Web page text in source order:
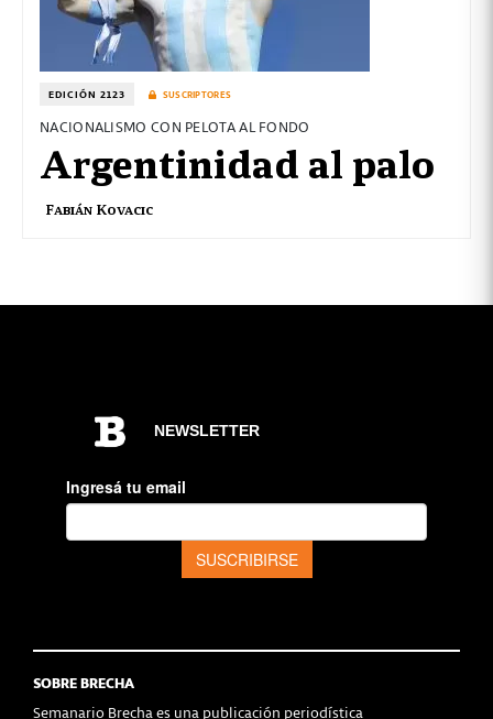
EDICIÓN 2123 SUSCRIPTORES
NACIONALISMO CON PELOTA AL FONDO
Argentinidad al palo
Fabián Kovacic
SOBRE BRECHA
Semanario Brecha es una publicación periodística